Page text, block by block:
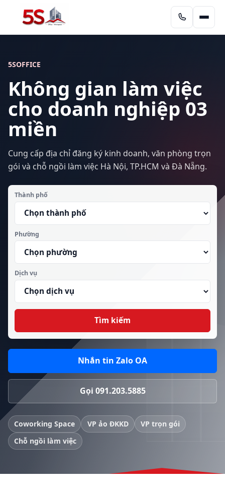
5SOFFICE
Không gian làm việc
cho doanh nghiệp 03
miền
Cung cấp địa chỉ đăng ký kinh doanh, văn phòng trọn
gói và chỗ ngồi làm việc Hà Nội, TP.HCM và Đà Nẵng.
Thành phố
Phường
Dịch vụ
Tìm kiếm
Nhắn tin Zalo OA
Gọi 091.203.5885
Coworking Space VP ảo ĐKKD
VP trọn gói
Chỗ ngồi làm việc